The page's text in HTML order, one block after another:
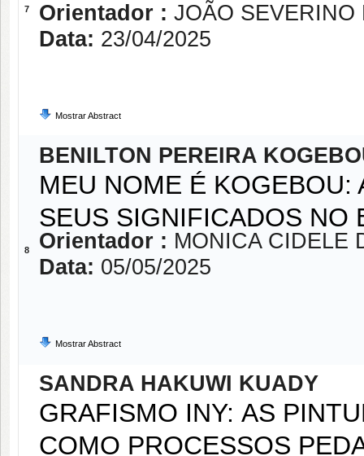
7
Orientador : JOÃO SEVERINO
Data: 23/04/2025
Mostrar Abstract
8
BENILTON PEREIRA
MEU NOME É
SEUS SIGNIFICADOS NO
Orientador : MONICA CIDELE
Data: 05/05/2025
Mostrar Abstract
SANDRA HAKUWI KUADY
GRAFISMO INY: AS
COMO PROCESSOS